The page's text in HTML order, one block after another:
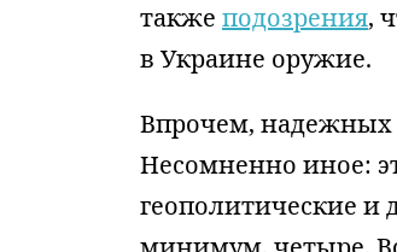
также подозрения,
в Украине оружие.
Впрочем, надежных
Несомненно иное:
геополитические и